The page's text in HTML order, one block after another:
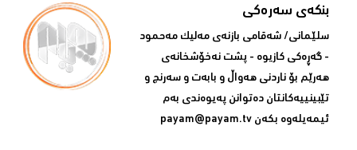
بنکەی سەرەکی
سلێمانی/ شه‌قامی بازنه‌ی مه‌لیک مه‌حمود
- گه‌ڕه‌کی کازیوه‌ - پشت نه‌خۆشخانه‌ی‌
هه‌رێم بۆ ناردنی‌ هه‌واڵ و بابه‌ت و سه‌رنج و
تێبینییه‌كانتان ده‌توانن په‌یوه‌ندی‌ به‌م
ئیمه‌یله‌وه‌ بكه‌ن payam@payam.tv